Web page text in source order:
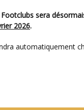
Footclubs sera
2026.
automatiquement